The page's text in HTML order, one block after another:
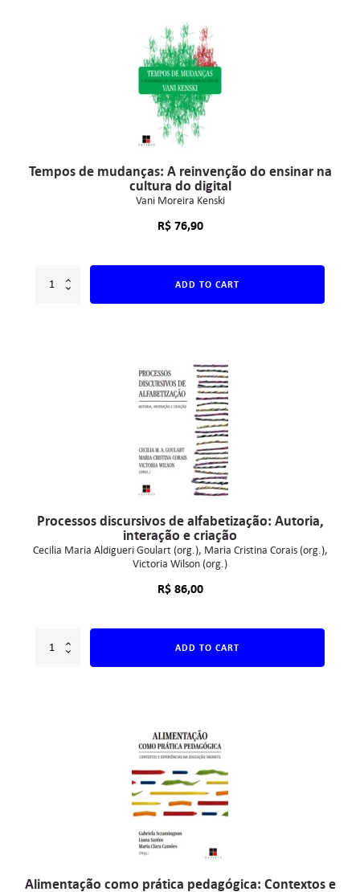
Tempos de mudanças: A reinvenção do ensinar na
cultura do digital
Vani Moreira Kenski
R$76,90
ADD TO CART
Processos discursivos de alfabetização: Autoria,
interação e criação
Cecilia Maria Aldigueri Goulart (org.) Maria Cristina Corais (org.)
Victoria Wilson (org.)
R$86,00
ADD TO CART
Alimentação como prática pedagógica: Contextos e